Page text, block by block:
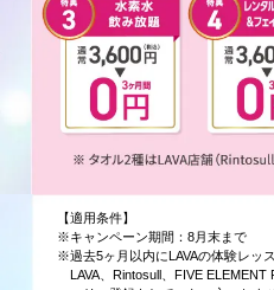
【適用条件】
※キャンペーン期間：8月末まで
※過去5ヶ月以内にLAVAの体験レッ
LAVA、Rintosull、FIVE